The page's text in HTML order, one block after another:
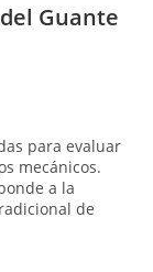
Guante
para evaluar
mecánicos.
a la
de